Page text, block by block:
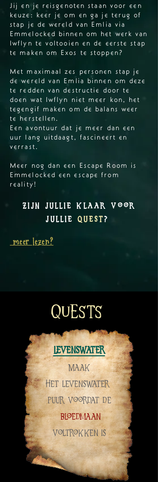
Jij en je reisgenoten staan voor een
keuze: keer je om en ga je terug of
stap je de wereld van Emlia via
Emmelocked binnen om het werk van
Iwflyn te voltooien en de eerste stap
te maken om Exos te stoppen?
Met maximaal zes personen stap je
de wereld van Emlia binnen om deze
te redden van destructie door te
doen wat Iwflyn niet meer kon, het
tegengif maken om de balans weer
te herstellen.
Een avontuur dat je meer dan een
uur lang uitdaagt, fascineert en
verrast.
Meer nog dan een Escape Room is
Emmelocked een escape from
reality!
Zijn jullie klaar voor
jullie quest?
meer lezen?
QUESTS
Levenswater
Maak
het levenswater
puur voordat de
bloedmaan
voltrokken is